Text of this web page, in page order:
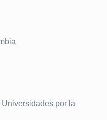
por la